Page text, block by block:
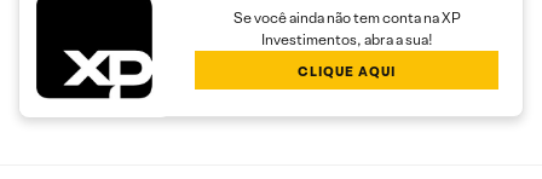
Se você ainda não tem conta na XP
Investimentos, abra a sua!
CLIQUE AQUI